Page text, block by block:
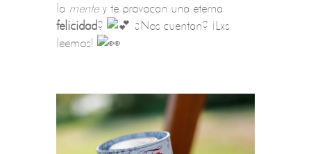
la mente y te provocan una eterna
felicidad?
¿Nos cuentan? ¡Lxs
leemos!